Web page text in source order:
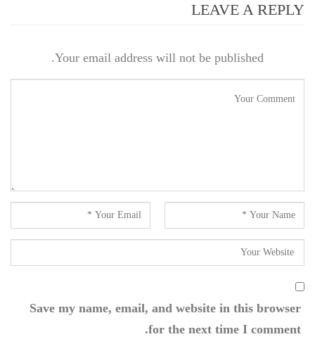
LEAVE A REPLY
Your email address will not be published.
Save my name, email, and website in this browser
for the next time I comment.